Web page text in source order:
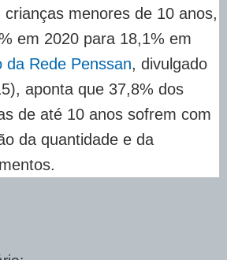
menores de 10 anos,
em 2020 para 18,1% em
da Rede Penssan, divulgado
aponta que 37,8% dos
de até 10 anos sofrem com
da quantidade e da